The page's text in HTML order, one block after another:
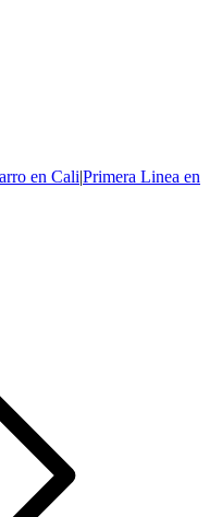
en Cali|Primera Linea en